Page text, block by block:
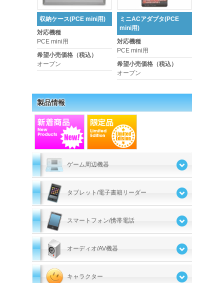
収納ケース(PCE mini用)
対応機種
PCE mini用
希望小売価格（税込）
オープン
ミニACアダプタ(PCE
mini用)
対応機種
PCE mini用
希望小売価格（税込）
オープン
製品情報
ゲーム周辺機器
タブレット/電子書籍リーダー
スマートフォン/携帯電話
オーディオ/AV機器
キャラクター